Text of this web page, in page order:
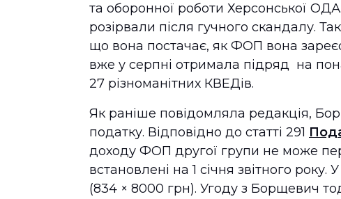
та оборонної роботи Херсонської
розірвали після гучного скандалу.
що вона постачає, як ФОП вона
вже у серпні отримала підряд на
27 різноманітних КВЕДів.
Як раніше повідомляла редакція,
податку. Відповідно до статті 291
доходу ФОП другої групи не може
встановлені на 1 січня звітного
(834 × 8000 грн). Угоду з Борщевич